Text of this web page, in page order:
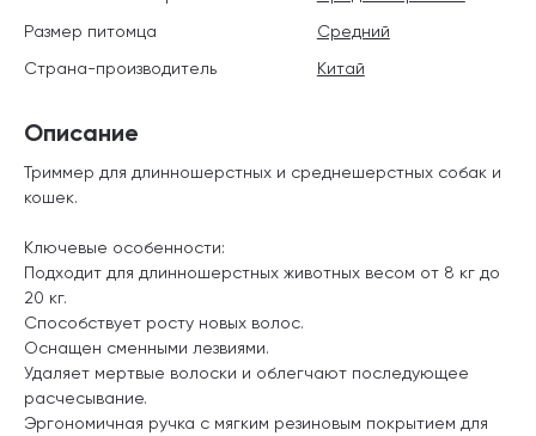
Описание
Триммер для длинношерстных и среднешерстных собак и
кошек.
Ключевые особенности:
Подходит для длинношерстных животных весом от 8 кг до
20 кг.
Способствует росту новых волос.
Оснащен сменными лезвиями.
Удаляет мертвые волоски и облегчают последующее
расчесывание.
Эргономичная ручка с мягким резиновым покрытием для
Размер питомца
Средний
Страна-производитель
Китай